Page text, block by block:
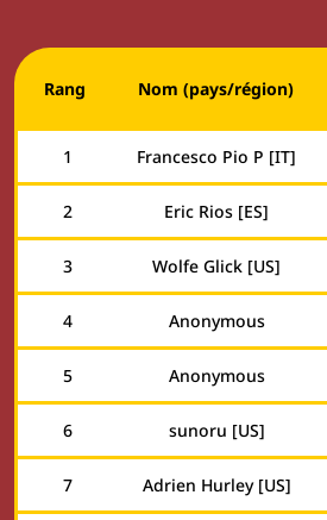
Rang Nom (pays/région)
1 Francesco Pio P [IT]
2 Eric Rios [ES]
3 Wolfe Glick [US]
4 Anonymous
5 Anonymous
6 sunoru [US]
7 Adrien Hurley [US]